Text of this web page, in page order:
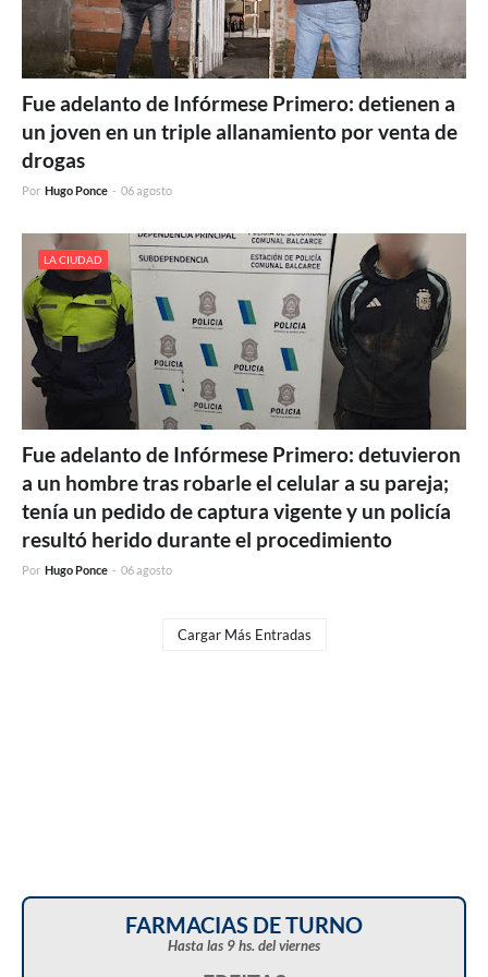
Fue adelanto de Infórmese Primero: detienen a
un joven en un triple allanamiento por venta de
drogas
Por Hugo Ponce - 06 agosto
LA CIUDAD
Fue adelanto de Infórmese Primero: detuvieron
a un hombre tras robarle el celular a su pareja;
tenía un pedido de captura vigente y un policía
resultó herido durante el procedimiento
Por Hugo Ponce - 06 agosto
Cargar Más Entradas
FARMACIAS DE TURNO
Hasta las 9 hs. del viernes